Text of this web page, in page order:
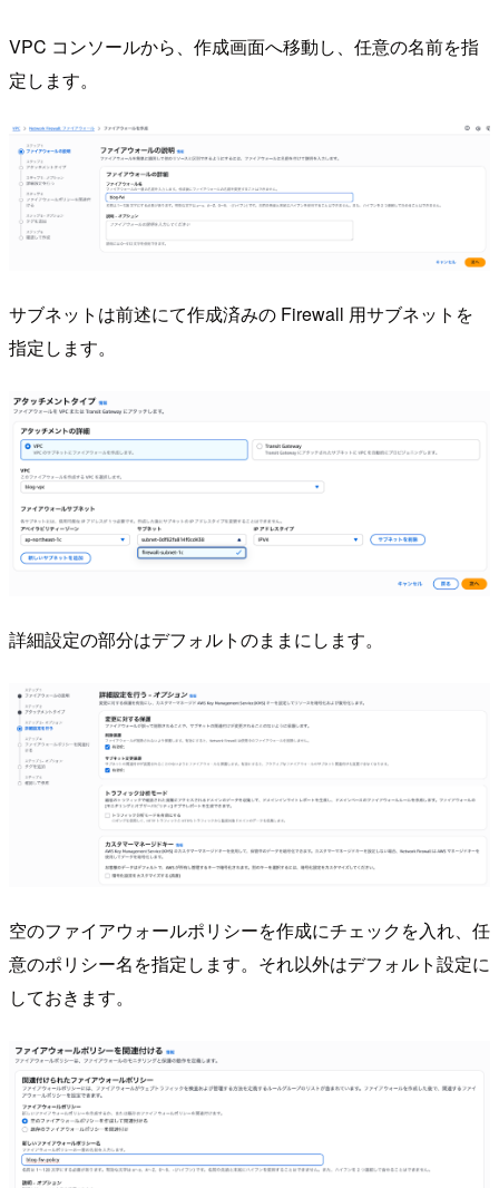
VPC コンソールから、作成画面へ移動し、任意の名前を指
定します。
サブネットは前述にて作成済みの Firewall 用サブネットを
指定します。
詳細設定の部分はデフォルトのままにします。
空のファイアウォールポリシーを作成にチェックを入れ、任
意のポリシー名を指定します。それ以外はデフォルト設定に
しておきます。